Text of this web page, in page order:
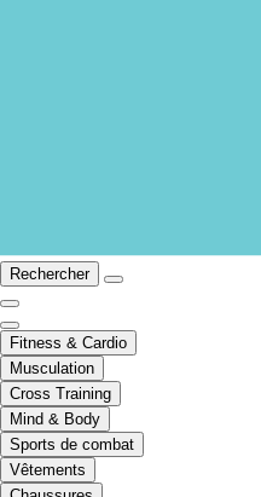
Rechercher
Fitness & Cardio
Musculation
Cross Training
Mind & Body
Sports de combat
Vêtements